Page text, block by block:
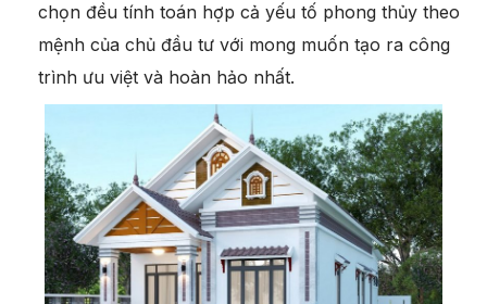
chọn đều tính toán hợp cả yếu tố phong thủy theo
mệnh của chủ đầu tư với mong muốn tạo ra công
trình ưu việt và hoàn hảo nhất.